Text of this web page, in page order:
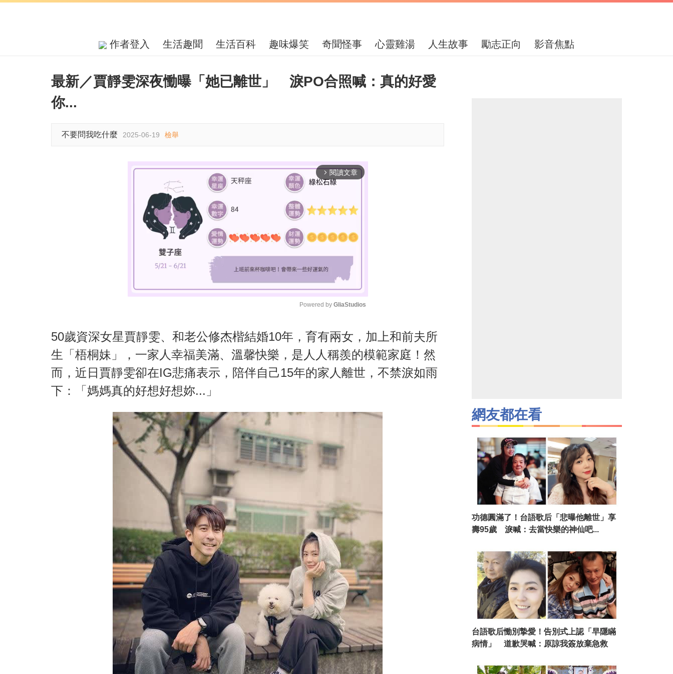
作者登入 生活趣聞 生活百科 趣味爆笑 奇聞怪事 心靈雞湯 人生故事 勵志正向 影音焦點
最新／賈靜雯深夜慟曝「她已離世」 淚PO合照喊：真的好愛
你...
不要問我吃什麼 2025-06-19 檢舉
arrow_forward_ios 閱讀文章
M
t
e
Powered by GliaStudios
50歲資深女星賈靜雯、和老公修杰楷結婚10年，育有兩女，加上和前夫所
生「梧桐妹」，一家人幸福美滿、溫馨快樂，是人人稱羨的模範家庭！然
而，近日賈靜雯卻在IG悲痛表示，陪伴自己15年的家人離世，不禁淚如雨
下：「媽媽真的好想好想妳...」
網友都在看
功德圓滿了！台語歌后「悲曝他離世」享
壽95歲 淚喊：去當快樂的神仙吧...
台語歌后慟別摯愛！告別式上認「早隱瞞
病情」 道歉哭喊：原諒我簽放棄急救